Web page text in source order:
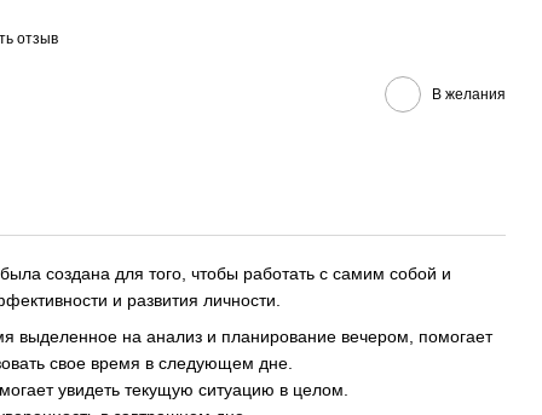
отзыв
В желания
была создана для того, чтобы работать с самим собой и
и развития личности.
выделенное на анализ и планирование вечером, помогает
свое время в следующем дне.
увидеть текущую ситуацию в целом.